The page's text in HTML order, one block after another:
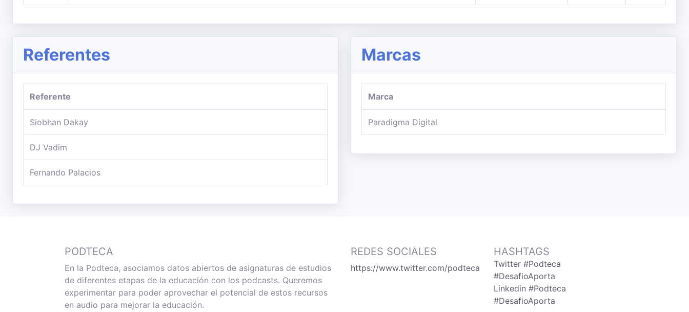
Referentes
Referente
Siobhan Dakay
DJ Vadim
Fernando Palacios
Marcas
Marca
Paradigma Digital
PODTECA
En la Podteca, asociamos datos abiertos de asignaturas de estudios
de diferentes etapas de la educación con los podcasts. Queremos
experimentar para poder aprovechar el potencial de estos recursos
en audio para mejorar la educación.
REDES SOCIALES
https://www.twitter.com/podteca
HASHTAGS
Twitter #Podteca
#DesafioAporta
Linkedin #Podteca
#DesafioAporta